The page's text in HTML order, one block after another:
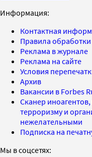
Информация:
Контактная
Правила обработки
Реклама в журнале
Реклама на сайте
Условия
Архив
Вакансии в Forbes
Сканер
терроризму и
нежелательными
Подписка на
Мы в соцсетях: